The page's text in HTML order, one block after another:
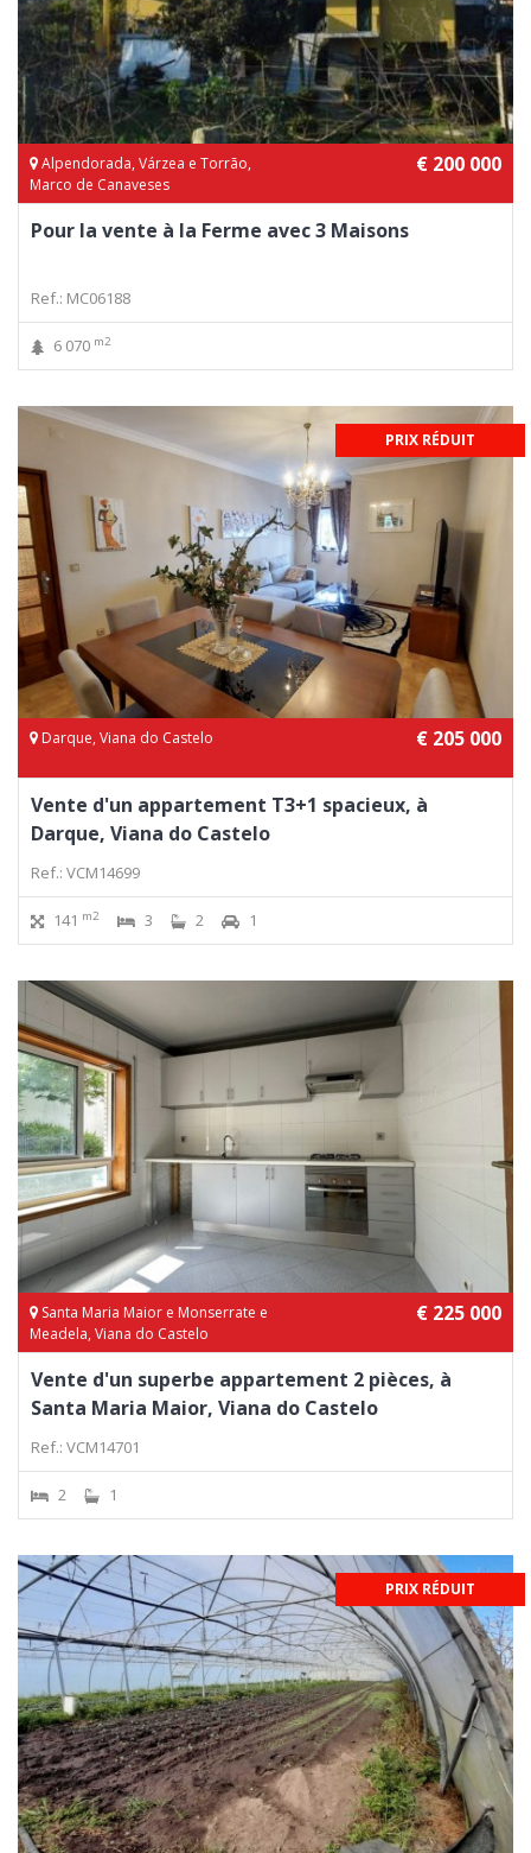
Alpendorada, Várzea e Torrão,
Marco de Canaveses
€ 200 000
Pour la vente à la Ferme avec 3 Maisons
Ref.: MC06188
6 070 m2
PRIX RÉDUIT
Darque, Viana do Castelo € 205 000
Vente d'un appartement T3+1 spacieux, à
Darque, Viana do Castelo
Ref.: VCM14699
141 m2 3 2 1
Santa Maria Maior e Monserrate e
Meadela, Viana do Castelo
€ 225 000
Vente d'un superbe appartement 2 pièces, à
Santa Maria Maior, Viana do Castelo
Ref.: VCM14701
2 1
PRIX RÉDUIT